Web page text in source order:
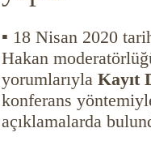
▪ 18 Nisan 2020
Hakan
yorumlarıyla Kayıt
konferans
açıklamalarda